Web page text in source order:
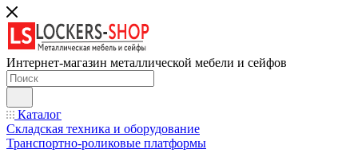
Интернет-магазин металлической мебели и сейфов
Каталог
Складская техника и оборудование
Транспортно-роликовые платформы